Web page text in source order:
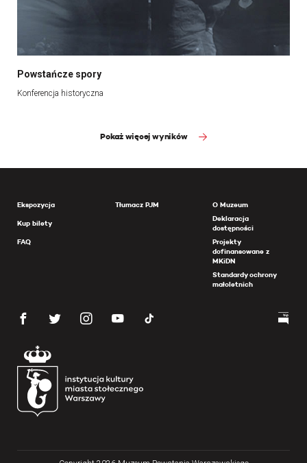
Powstańcze spory
Konferencja historyczna
Pokaż więcej wyników
Ekspozycja
Kup bilety
FAQ
Tłumacz PJM
O Muzeum
Deklaracja
dostępności
Projekty
dofinansowane z
MKiDN
Standardy ochrony
małoletnich